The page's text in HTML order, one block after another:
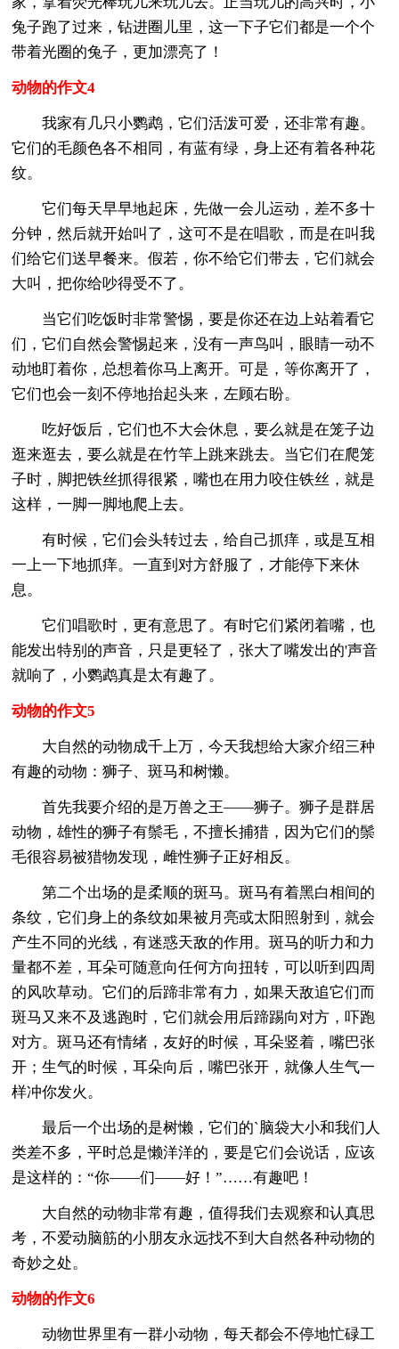
兔子跑了过来，钻进圈儿里，这一下子它们都是一个个
带着光圈的兔子，更加漂亮了！
动物的作文4
我家有几只小鹦鹉，它们活泼可爱，还非常有趣。
它们的毛颜色各不相同，有蓝有绿，身上还有着各种花
纹。
它们每天早早地起床，先做一会儿运动，差不多十
分钟，然后就开始叫了，这可不是在唱歌，而是在叫我
们给它们送早餐来。假若，你不给它们带去，它们就会
大叫，把你给吵得受不了。
当它们吃饭时非常警惕，要是你还在边上站着看它
们，它们自然会警惕起来，没有一声鸟叫，眼睛一动不
动地盯着你，总想着你马上离开。可是，等你离开了，
它们也会一刻不停地抬起头来，左顾右盼。
吃好饭后，它们也不大会休息，要么就是在笼子边
逛来逛去，要么就是在竹竿上跳来跳去。当它们在爬笼
子时，脚把铁丝抓得很紧，嘴也在用力咬住铁丝，就是
这样，一脚一脚地爬上去。
有时候，它们会头转过去，给自己抓痒，或是互相
一上一下地抓痒。一直到对方舒服了，才能停下来休
息。
它们唱歌时，更有意思了。有时它们紧闭着嘴，也
能发出特别的声音，只是更轻了，张大了嘴发出的'声音
就响了，小鹦鹉真是太有趣了。
动物的作文5
大自然的动物成千上万，今天我想给大家介绍三种
有趣的动物：狮子、斑马和树懒。
首先我要介绍的是万兽之王——狮子。狮子是群居
动物，雄性的狮子有鬃毛，不擅长捕猎，因为它们的鬃
毛很容易被猎物发现，雌性狮子正好相反。
第二个出场的是柔顺的斑马。斑马有着黑白相间的
条纹，它们身上的条纹如果被月亮或太阳照射到，就会
产生不同的光线，有迷惑天敌的作用。斑马的听力和力
量都不差，耳朵可随意向任何方向扭转，可以听到四周
的风吹草动。它们的后蹄非常有力，如果天敌追它们而
斑马又来不及逃跑时，它们就会用后蹄踢向对方，吓跑
对方。斑马还有情绪，友好的时候，耳朵竖着，嘴巴张
开；生气的时候，耳朵向后，嘴巴张开，就像人生气一
样冲你发火。
最后一个出场的是树懒，它们的`脑袋大小和我们人
类差不多，平时总是懒洋洋的，要是它们会说话，应该
是这样的：“你——们——好！”……有趣吧！
大自然的动物非常有趣，值得我们去观察和认真思
考，不爱动脑筋的小朋友永远找不到大自然各种动物的
奇妙之处。
动物的作文6
动物世界里有一群小动物，每天都会不停地忙碌工